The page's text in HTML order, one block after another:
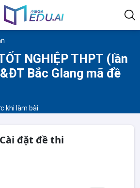
NGHIỆP THPT (lần
Bắc GIang mã đề
khi làm bài
Cài đặt đề thi